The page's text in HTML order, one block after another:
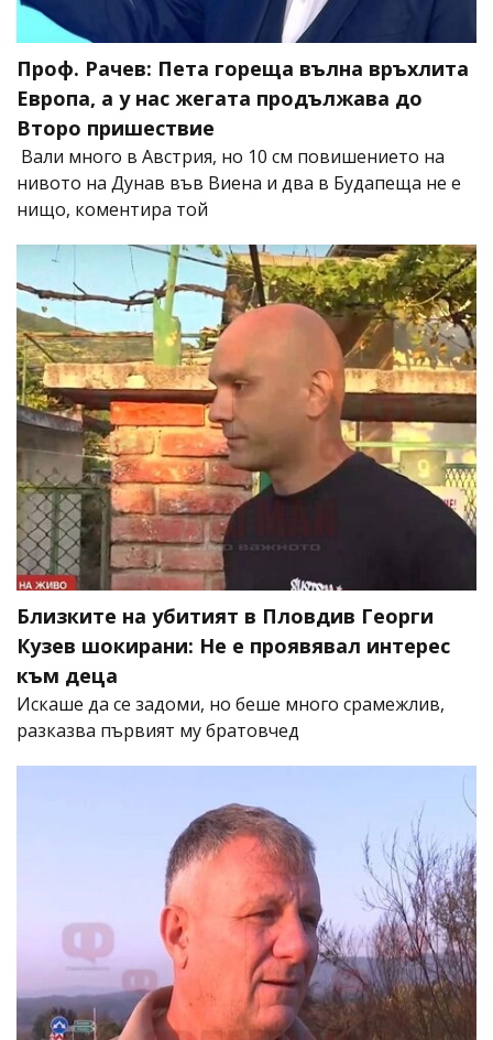
Проф. Рачев: Пета гореща вълна връхлита
Европа, а у нас жегата продължава до
Второ пришествие
Вали много в Австрия, но 10 см повишението на
нивото на Дунав във Виена и два в Будапеща не е
нищо, коментира той
Близките на убитият в Пловдив Георги
Кузев шокирани: Не е проявявал интерес
към деца
Искаше да се задоми, но беше много срамежлив,
разказва първият му братовчед